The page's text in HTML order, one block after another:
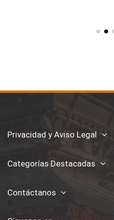
Privacidad y Aviso Legal
Categorías Destacadas
Contáctanos